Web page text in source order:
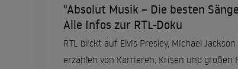
"Absolut Musik – Die besten
Alle Infos zur RTL-Doku
RTL blickt auf Elvis Presley, Michael
erzählen von Karrieren, Krisen und großen